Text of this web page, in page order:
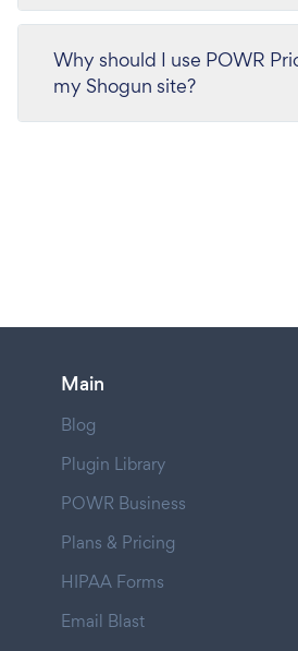
Why should I use POWR
my Shogun site?
Main
Blog
Plugin Library
POWR Business
Plans & Pricing
HIPAA Forms
Email Blast